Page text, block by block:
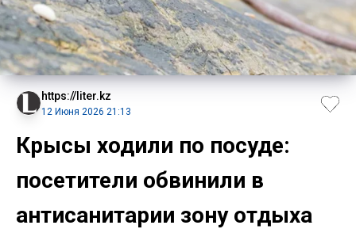
https://liter.kz
12 Июня 2026 21:13
Крысы ходили по посуде:
посетители обвинили в
антисанитарии зону отдыха